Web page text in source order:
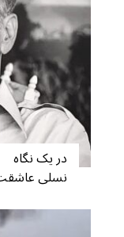
در یک نگاه
نسلی